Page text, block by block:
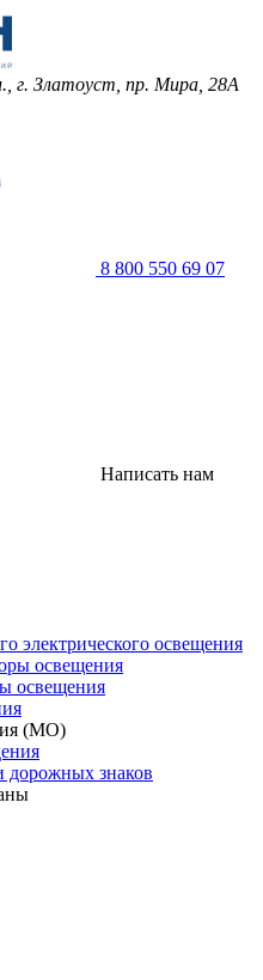
г. Златоуст, пр. Мира, 28А
8 800 550 69 07
Написать нам
электрического освещения
освещения
освещения
(МО)
дорожных знаков